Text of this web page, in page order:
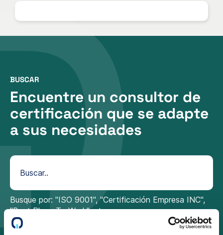
BUSCAR
Encuentre un consultor de
certificación que se adapte
a sus necesidades
Busque por: "ISO 9001", "Certificación Empresa INC",
"Best Place To Work", etc.